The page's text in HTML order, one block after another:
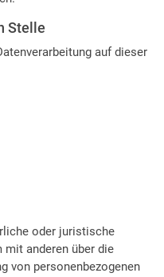
Stelle
auf dieser
oder juristische
mit anderen über die
von personenbezogenen